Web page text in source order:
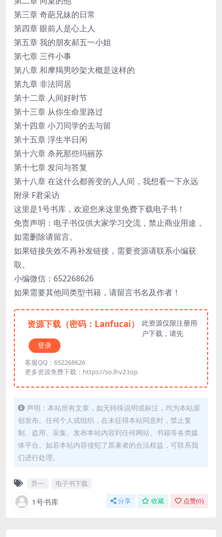
第三章 奇葩兄妹的日常
第四章 眼前人是心上人
第五章 我的朋友郝五一小姐
第七章 三件小事
第八章 和摩羯男吵架大概是这样的
第九章 非法同居
第十二章 人间好时节
第十三章 从你生命里路过
第十四章 小刀同学的去与留
第十五章 浮生半日闲
第十六章 杀死那些玛丽苏
第十七章 发问与答复
第十八章 在这什么都善变的人人间，我想看一下永远
附录 F君采访
这里是1号书库，欢迎您来这里免费下载电子书！
免责声明：电子书仅供大家学习交流，禁止商业用途，
如需删除请留言。
如果链接失效不再补发链接，需要资源请联系小编获
取。
小编微信：652268626
如果需要其他同类型书籍，请留言书名及作者！
资源下载（密码：Lanfucai）
此资源仅限注册用
户下载，请先
登录
客服QQ：652268626
更多资源免费下载：https://so.lhv2.top
声明：本站所有文章，如无特殊说明或标注，均为本站原
创发布。任何个人或组织，在未征得本站同意时，禁止复
制、盗用、采集、发布本站内容到任何网站、书籍等各类媒
体平台。如若本站内容侵犯了原著者的合法权益，可联系我
们进行处理。
乔一 电子书下载
1号书库 分享 收藏 点赞(0)